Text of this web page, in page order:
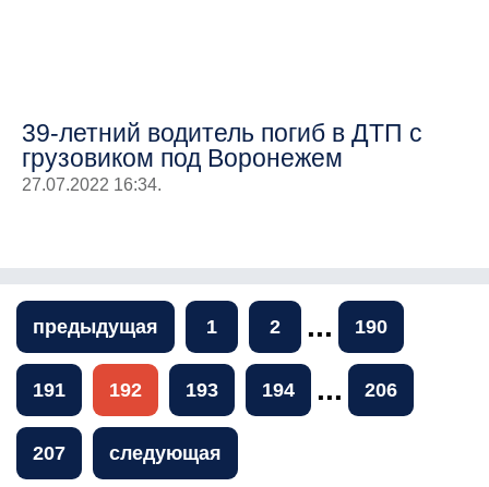
39-летний водитель погиб в ДТП с
грузовиком под Воронежем
27.07.2022 16:34.
предыдущая 1 2 ... 190
191 192 193 194 ... 206
207 следующая